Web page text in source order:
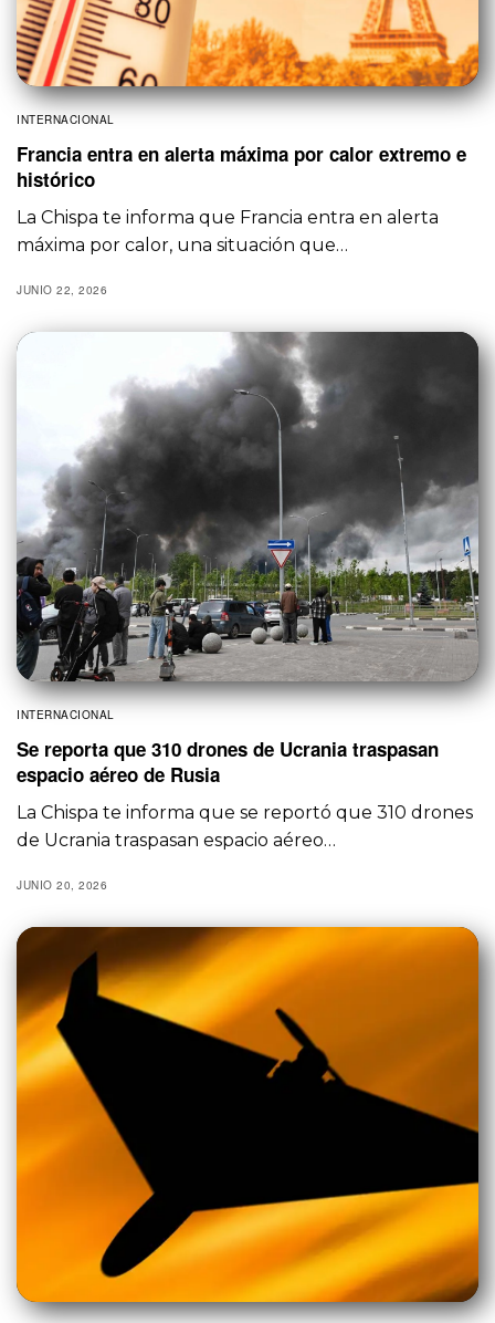
INTERNACIONAL
Francia entra en alerta máxima por calor extremo e
histórico
La Chispa te informa que Francia entra en alerta
máxima por calor, una situación que…
JUNIO 22, 2026
INTERNACIONAL
Se reporta que 310 drones de Ucrania traspasan
espacio aéreo de Rusia
La Chispa te informa que se reportó que 310 drones
de Ucrania traspasan espacio aéreo…
JUNIO 20, 2026